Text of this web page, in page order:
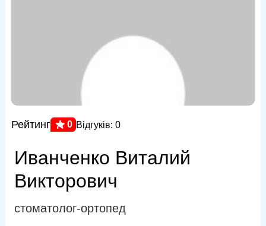
Рейтинг 0 Відгуків: 0
Иванченко Виталий
Викторович
стоматолог-ортопед